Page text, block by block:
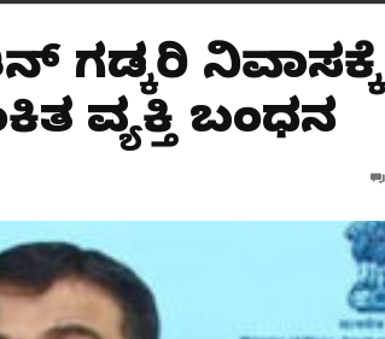
ಗಡ್ಕರಿ ನಿವಾಸಕ್ಕೆ
ವ್ಯಕ್ತಿ ಬಂಧನ